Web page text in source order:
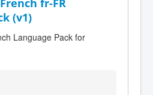
fr-FR
(v1)
Language Pack for